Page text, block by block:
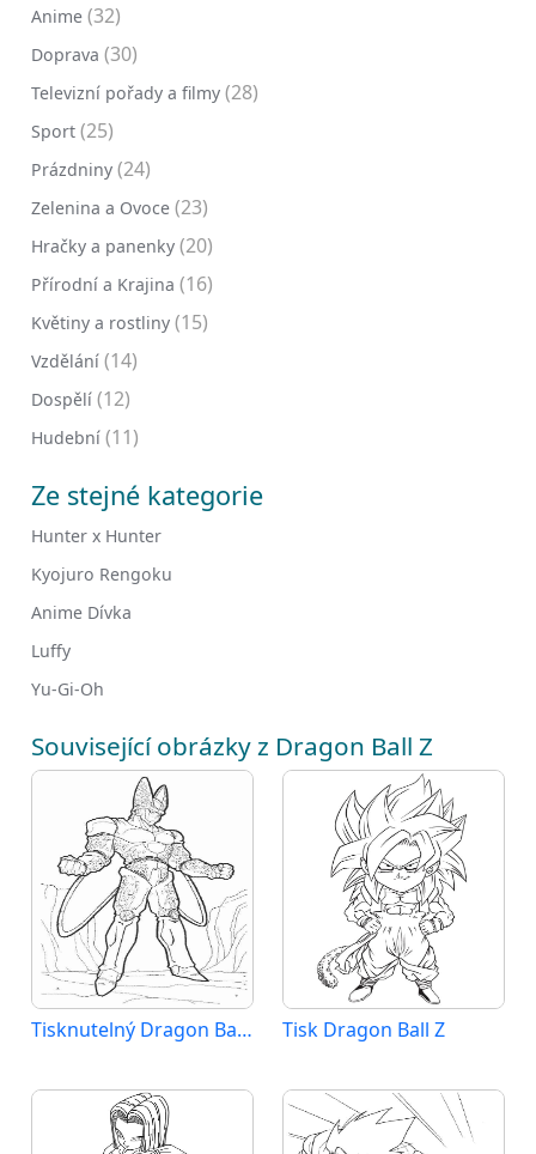
Anime (32)
Doprava (30)
Televizní pořady a filmy (28)
Sport (25)
Prázdniny (24)
Zelenina a Ovoce (23)
Hračky a panenky (20)
Přírodní a Krajina (16)
Květiny a rostliny (15)
Vzdělání (14)
Dospělí (12)
Hudební (11)
Ze stejné kategorie
Hunter x Hunter
Kyojuro Rengoku
Anime Dívka
Luffy
Yu-Gi-Oh
Související obrázky z Dragon Ball Z
Tisknutelný Dragon Ball Z Tisk Dragon Ball Z